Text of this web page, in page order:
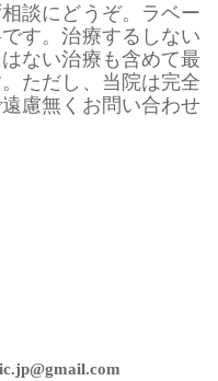
談にどうぞ。ラベー
す。治療するしない
ない治療も含めて最
ただし、当院は完全
慮無くお問い合わせ